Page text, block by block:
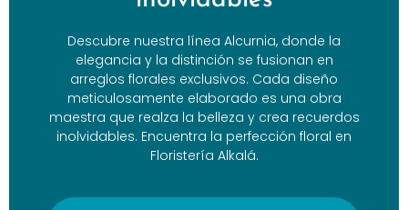
Descubre nuestra línea Alcurnia, donde la
elegancia y la distinción se fusionan en
arreglos florales exclusivos. Cada diseño
meticulosamente elaborado es una obra
maestra que realza la belleza y crea recuerdos
inolvidables. Encuentra la perfección floral en
Floristería Alkalá.